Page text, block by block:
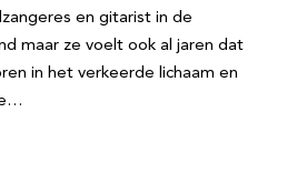
en gitarist in de
maar ze voelt ook al jaren dat
in het verkeerde lichaam en